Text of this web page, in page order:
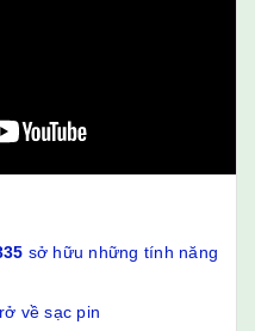
sở hữu những tính năng
về sạc pin